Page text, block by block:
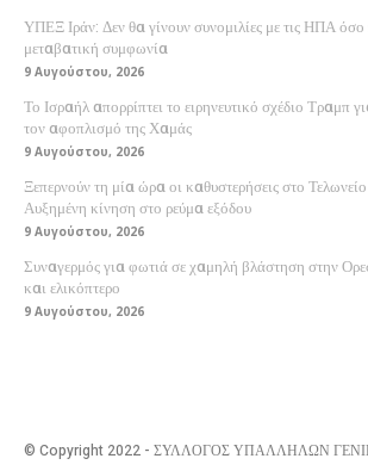
ΥΠΕΞ Ιράν: Δεν θα γίνουν συνομιλίες με τις ΗΠΑ όσο
μεταβατική συμφωνία
9 Αυγούστου, 2026
Το Ισραήλ απορρίπτει το ειρηνευτικό σχέδιο Τραμπ
τον αφοπλισμό της Χαμάς
9 Αυγούστου, 2026
Ξεπερνούν τη μία ώρα οι καθυστερήσεις στο
Αυξημένη κίνηση στο ρεύμα εξόδου
9 Αυγούστου, 2026
Συναγερμός για φωτιά σε χαμηλή βλάστηση στην
και ελικόπτερο
9 Αυγούστου, 2026
© Copyright 2022 - ΣΥΛΛΟΓΟΣ ΥΠΑΛΛΗΛΩΝ